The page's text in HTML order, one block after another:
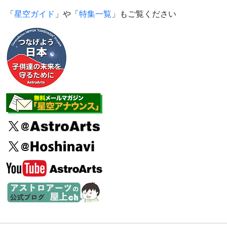
「星空ガイド 」や「特集一覧 」もご覧ください